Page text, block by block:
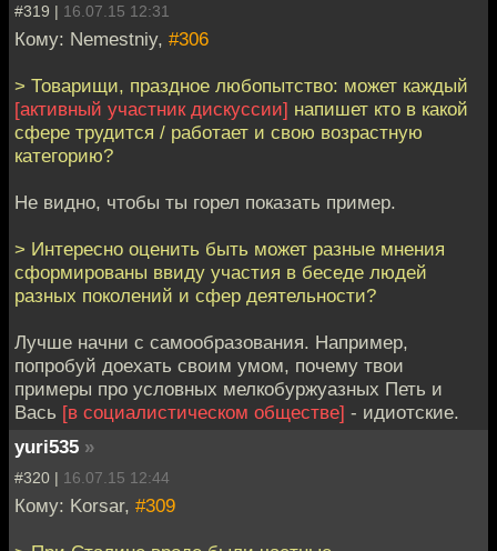
#319 | 16.07.15 12:31
Кому: Nemestniy, #306
> Товарищи, праздное любопытство: может каждый
[активный участник дискуссии] напишет кто в какой
сфере трудится / работает и свою возрастную
категорию?
Не видно, чтобы ты горел показать пример.
> Интересно оценить быть может разные мнения
сформированы ввиду участия в беседе людей
разных поколений и сфер деятельности?
Лучше начни с самообразования. Например,
попробуй доехать своим умом, почему твои
примеры про условных мелкобуржуазных Петь и
Вась [в социалистическом обществе] - идиотские.
yuri535 »
#320 | 16.07.15 12:44
Кому: Korsar, #309